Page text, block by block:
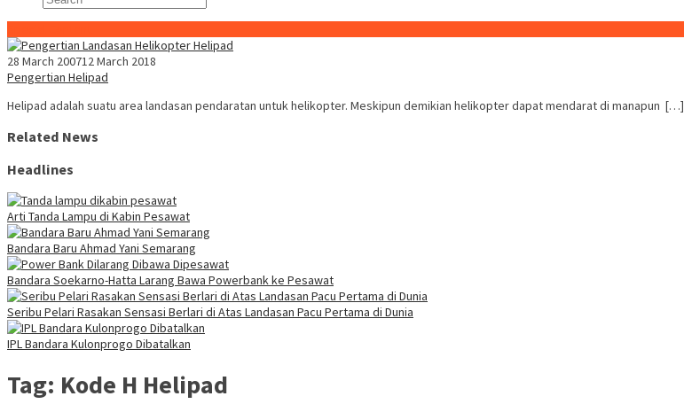
28 March 200712 March 2018
Pengertian Helipad
Helipad adalah suatu area landasan pendaratan untuk helikopter. Meskipun demikian helikopter dapat mendarat di manapun […]
Related News
Headlines
Arti Tanda Lampu di Kabin Pesawat
Bandara Baru Ahmad Yani Semarang
Bandara Soekarno-Hatta Larang Bawa Powerbank ke Pesawat
Seribu Pelari Rasakan Sensasi Berlari di Atas Landasan Pacu Pertama di Dunia
IPL Bandara Kulonprogo Dibatalkan
Tag: Kode H Helipad